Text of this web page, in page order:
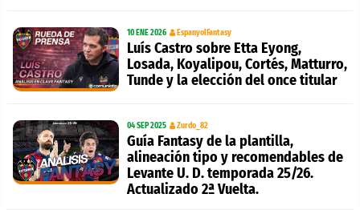
10 ENE 2026 EspanyolFantasy
Luís Castro sobre Etta Eyong,
Losada, Koyalipou, Cortés, Matturro,
Tunde y la elección del once titular
04 SEP 2025 Zurdo_82
Guía Fantasy de la plantilla,
alineación tipo y recomendables de
Levante U. D. temporada 25/26.
Actualizado 2ª Vuelta.